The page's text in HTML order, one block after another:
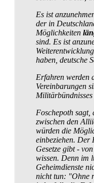
Es ist
der in
Möglichkeiten
sind. Es ist
haben, deutsche
Erfahren werden
Vereinbarungen
Foschepoth sagt,
zwischen den
würden die
einbeziehen. Der
Gesetze gibt -
wissen. Denn im
Geheimdienste
nicht tun: "Ohne